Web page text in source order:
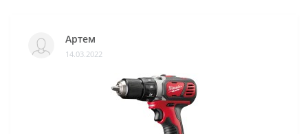
Артем
14.03.2022